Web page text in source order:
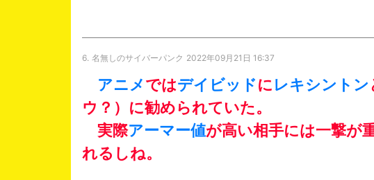
6. 名無しのサイバーパンク 2022年09月21日 16:37
アニメではデイビッドにレキシントン
ウ？）に勧められていた。
実際アーマー値が高い相手には一撃が
れるしね。